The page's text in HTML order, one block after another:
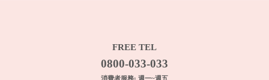
FREE TEL
0800-033-033
消費者服務: 週一~週五